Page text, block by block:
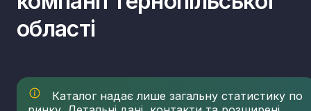
області
Каталог надає лише загальну статистику по
громадської думки